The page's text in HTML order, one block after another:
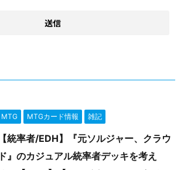
MTG MTGカード情報 雑記
【統率者/EDH】『元ソルジャー、クラウ
ド』のカジュアル統率者デッキを考え